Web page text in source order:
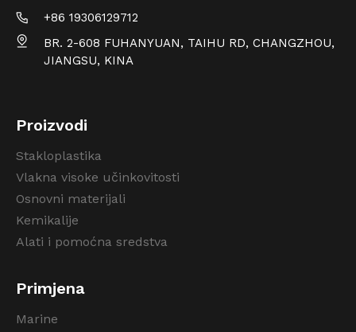
+86 19306129712
BR. 2-608 FUHANYUAN, TAIHU RD, CHANGZHOU,
JIANGSU, KINA
Proizvodi
Stakloplastika
Vlakna visoke učinkovitosti
Osnovni materijali
Kemikalije
Alati i pomoćna sredstva
Primjena
Marine